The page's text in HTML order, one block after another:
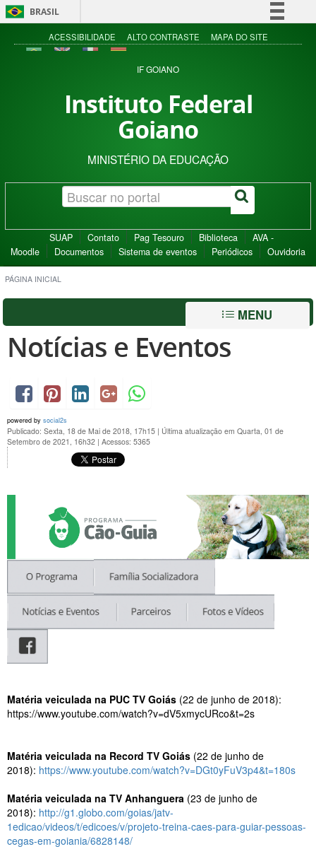
BRASIL
Simplifique!
Acesso à informação
ACESSIBILIDADE ALTO CONTRASTE MAPA DO SITE
IF GOIANO
Instituto Federal
Goiano
MINISTÉRIO DA EDUCAÇÃO
SUAP Contato Pag Tesouro Biblioteca
AVA -
Moodle
Documentos Sistema de eventos Periódicos Ouvidoria
PÁGINA INICIAL
MENU
Notícias e Eventos
powered by social2s
Publicado: Sexta, 18 de Mai de 2018, 17h15 | Última atualização em Quarta, 01 de
Setembro de 2021, 16h32 | Acessos: 5365
Matéria veiculada na PUC TV Goiás (22 de junho de 2018):
https://www.youtube.com/watch?v=dV5xmycURco&t=2s
Matéria veiculada na Record TV Goiás (22 de junho de
2018): https://www.youtube.com/watch?v=DGt0yFuV3p4&t=180s
Matéria veiculada na TV Anhanguera (23 de junho de
2018): http://g1.globo.com/goias/jatv-
1edicao/videos/t/edicoes/v/projeto-treina-caes-para-guiar-pessoas-
cegas-em-goiania/6828148/